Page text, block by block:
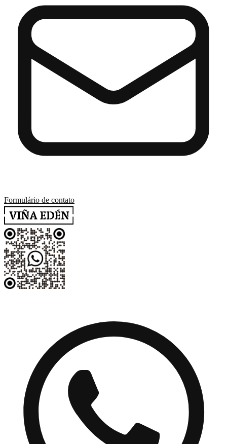
Formulário de contato